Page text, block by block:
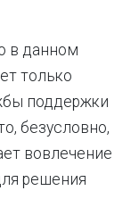
в данном
только
поддержки
безусловно,
вовлечение
решения